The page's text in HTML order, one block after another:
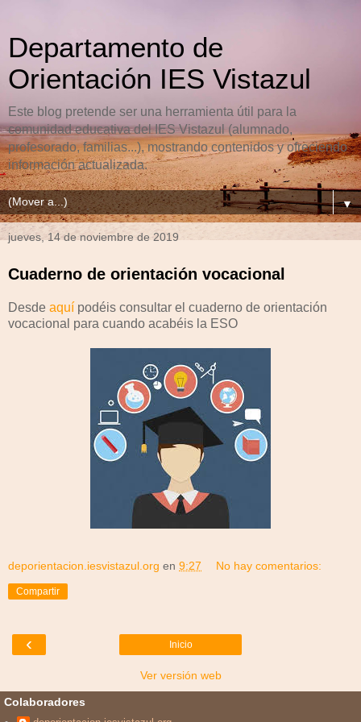
Departamento de
Orientación IES Vistazul
Este blog pretende ser una herramienta útil para la
comunidad educativa del IES Vistazul (alumnado,
profesorado, familias...), mostrando contenidos y ofreciendo
información actualizada.
▼
jueves, 14 de noviembre de 2019
Cuaderno de orientación vocacional
Desde aquí podéis consultar el cuaderno de orientación
vocacional para cuando acabéis la ESO
deporientacion.iesvistazul.org en 9:27 No hay comentarios:
Compartir
‹ Inicio
Ver versión web
Colaboradores